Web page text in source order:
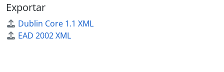
Exportar
Dublin Core 1.1 XML
EAD 2002 XML